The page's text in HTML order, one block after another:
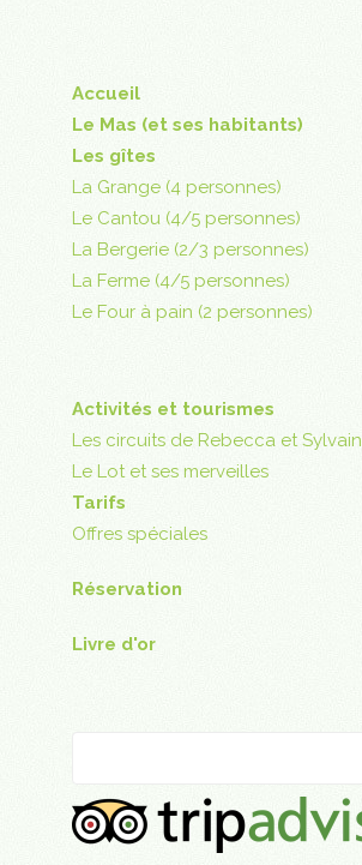
Accueil
Le Mas (et ses habitants)
Les gîtes
La Grange (4 personnes)
Le Cantou (4/5 personnes)
La Bergerie (2/3 personnes)
La Ferme (4/5 personnes)
Le Four à pain (2 personnes)
Activités et tourismes
Les circuits de Rebecca et Sylvain
Le Lot et ses merveilles
Tarifs
Offres spéciales
Réservation
Livre d'or